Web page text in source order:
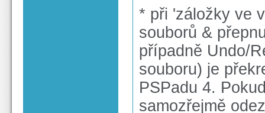
* při 'záložky ve
souborů &
případně Undo/
souboru) je
PSPadu 4.
samozřejmě